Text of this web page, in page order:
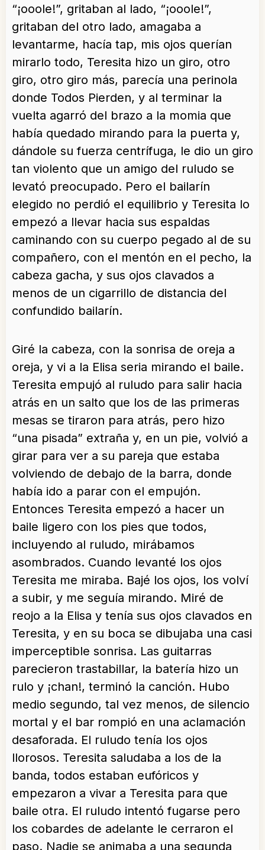
“¡ooole!”, gritaban al lado, “¡ooole!”,
gritaban del otro lado, amagaba a
levantarme, hacía tap, mis ojos querían
mirarlo todo, Teresita hizo un giro, otro
giro, otro giro más, parecía una perinola
donde Todos Pierden, y al terminar la
vuelta agarró del brazo a la momia que
había quedado mirando para la puerta y,
dándole su fuerza centrífuga, le dio un giro
tan violento que un amigo del ruludo se
levató preocupado. Pero el bailarín
elegido no perdió el equilibrio y Teresita lo
empezó a llevar hacia sus espaldas
caminando con su cuerpo pegado al de su
compañero, con el mentón en el pecho, la
cabeza gacha, y sus ojos clavados a
menos de un cigarrillo de distancia del
confundido bailarín.
Giré la cabeza, con la sonrisa de oreja a
oreja, y vi a la Elisa seria mirando el baile.
Teresita empujó al ruludo para salir hacia
atrás en un salto que los de las primeras
mesas se tiraron para atrás, pero hizo
“una pisada” extraña y, en un pie, volvió a
girar para ver a su pareja que estaba
volviendo de debajo de la barra, donde
había ido a parar con el empujón.
Entonces Teresita empezó a hacer un
baile ligero con los pies que todos,
incluyendo al ruludo, mirábamos
asombrados. Cuando levanté los ojos
Teresita me miraba. Bajé los ojos, los volví
a subir, y me seguía mirando. Miré de
reojo a la Elisa y tenía sus ojos clavados en
Teresita, y en su boca se dibujaba una casi
imperceptible sonrisa. Las guitarras
parecieron trastabillar, la batería hizo un
rulo y ¡chan!, terminó la canción. Hubo
medio segundo, tal vez menos, de silencio
mortal y el bar rompió en una aclamación
desaforada. El ruludo tenía los ojos
llorosos. Teresita saludaba a los de la
banda, todos estaban eufóricos y
empezaron a vivar a Teresita para que
baile otra. El ruludo intentó fugarse pero
los cobardes de adelante le cerraron el
paso. Nadie se animaba a una segunda